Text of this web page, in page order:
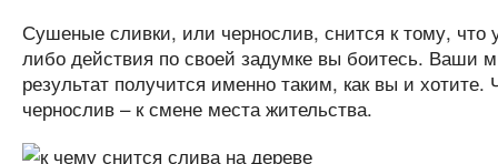
Сушеные сливки, или чернослив, снится к тому, что
либо действия по своей задумке вы боитесь. Ваши
результат получится именно таким, как вы и
чернослив – к смене места жительства.